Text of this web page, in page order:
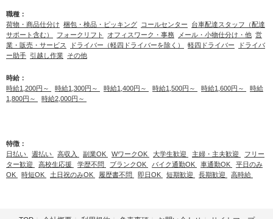
職種：
荷物・商品仕分け 梱包・検品・ピッキング コールセンター
台車配達スタッフ（配達
サポート含む）
フォークリフト オフィスワーク・事務 メール・小物仕分け・他 営
業・販売・サービス
ドライバー（軽四ドライバーを除く） 軽四ドライバー
ドライバ
ー助手 引越し作業 その他
時給：
時給1,200円～
時給1,300円～ 時給1,400円～ 時給1,500円～ 時給1,600円～
時給
1,800円～
時給2,000円～
特徴：
日払い
週払い 高収入 副業OK WワークOK 大学生歓迎 主婦・主夫歓迎
フリー
ター歓迎
高校生応援 学歴不問 ブランクOK バイク通勤OK 車通勤OK
平日のみ
OK
時短OK 土日祝のみOK 履歴書不問 即日OK 短期歓迎 長期歓迎 高時給